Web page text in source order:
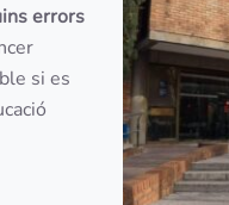
errors
si es